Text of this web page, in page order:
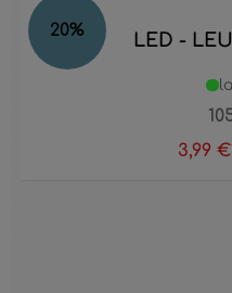
20% LED -
3,99